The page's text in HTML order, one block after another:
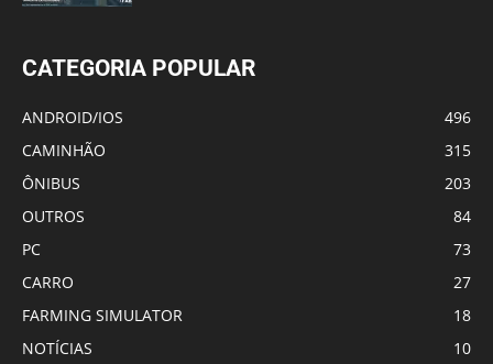
CATEGORIA POPULAR
ANDROID/IOS
496
CAMINHÃO
315
ÔNIBUS
203
OUTROS
84
PC
73
CARRO
27
FARMING SIMULATOR
18
NOTÍCIAS
10